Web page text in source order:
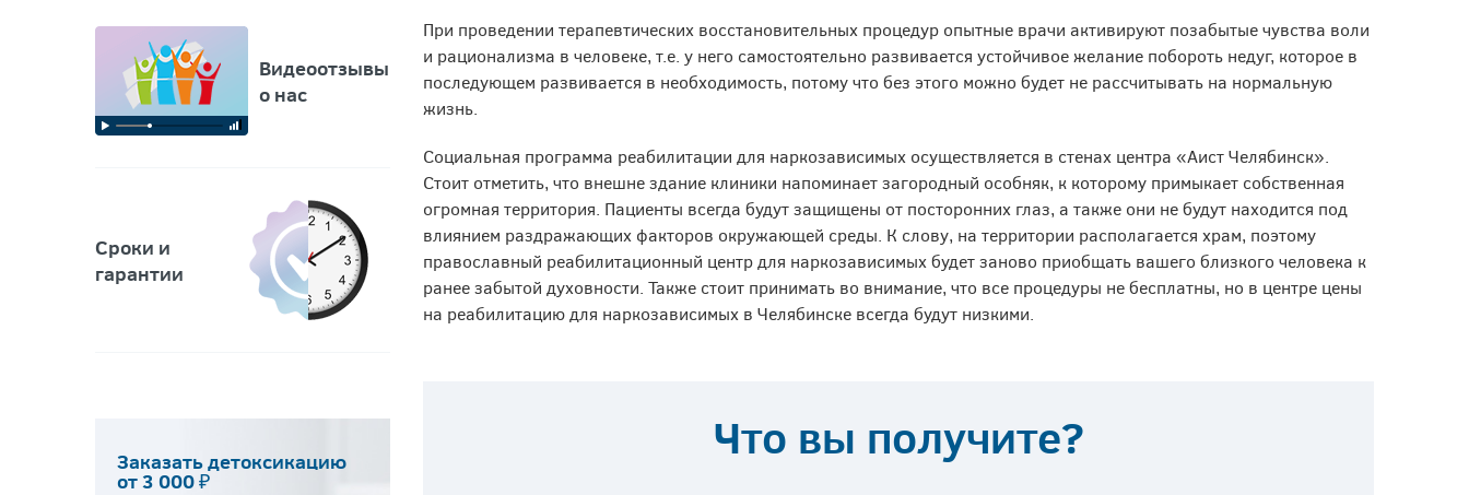
Видеоотзывы
о нас
Сроки и
гарантии
Заказать детоксикацию
от 3 000 ₽
При проведении терапевтических восстановительных процедур опытные врачи активируют позабытые чувства воли
и рационализма в человеке, т.е. у него самостоятельно развивается устойчивое желание побороть недуг, которое в
последующем развивается в необходимость, потому что без этого можно будет не рассчитывать на нормальную
жизнь.
Социальная программа реабилитации для наркозависимых осуществляется в стенах центра «Аист Челябинск».
Стоит отметить, что внешне здание клиники напоминает загородный особняк, к которому примыкает собственная
огромная территория. Пациенты всегда будут защищены от посторонних глаз, а также они не будут находится под
влиянием раздражающих факторов окружающей среды. К слову, на территории располагается храм, поэтому
православный реабилитационный центр для наркозависимых будет заново приобщать вашего близкого человека к
ранее забытой духовности. Также стоит принимать во внимание, что все процедуры не бесплатны, но в центре цены
на реабилитацию для наркозависимых в Челябинске всегда будут низкими.
Что вы получите?